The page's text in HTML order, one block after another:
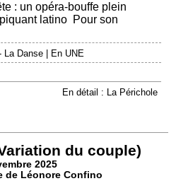
: un opéra-bouffe plein
latino Pour son
La Danse
En UNE
En détail : La Périchole
du couple)
2025
de Léonore Confino